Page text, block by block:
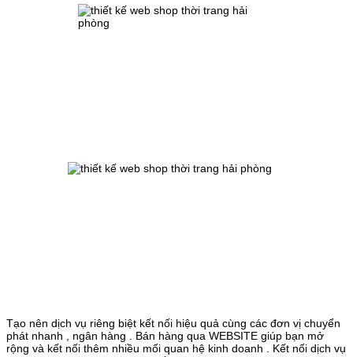
Tạo nên dịch vụ riêng biệt kết nối hiệu quả cùng các đơn vị chuyển
phát nhanh , ngân hàng . Bán hàng qua WEBSITE giúp bạn mở
rộng và kết nối thêm nhiều mối quan hệ kinh doanh . Kết nối dịch vụ